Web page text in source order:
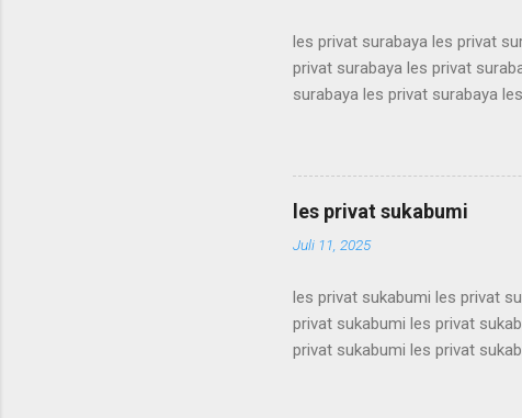
les privat surabaya les privat
privat surabaya les privat
surabaya les privat surabaya
surabaya les privat surabaya
surabaya les privat surabaya
surabaya les privat surabaya
surabaya les privat surabaya
les privat sukabumi
Juli 11, 2025
les privat sukabumi les privat
privat sukabumi les privat
privat sukabumi les privat
privat sukabumi les privat